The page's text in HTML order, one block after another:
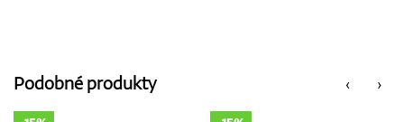
‹
Podobné produkty ›